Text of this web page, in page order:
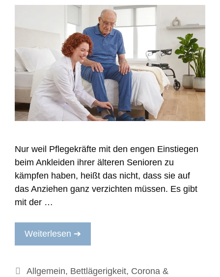
Nur weil Pflegekräfte mit den engen Einstiegen
beim Ankleiden ihrer älteren Senioren zu
kämpfen haben, heißt das nicht, dass sie auf
das Anziehen ganz verzichten müssen. Es gibt
mit der …
Weiterlesen ➔
Kategorien
Allgemein, Bettlägerigkeit, Corona &